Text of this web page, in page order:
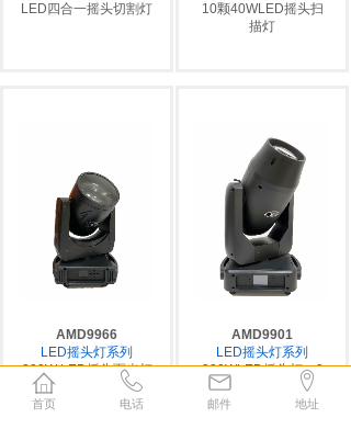
LED四合一摇头切割灯
10颗40WLED摇头扫
描灯
AMD9966
LED摇头灯系列
300W LED摇头面光灯
AMD9901
LED摇头灯系列
300WLED摇头灯（3
首页 电话 邮件 地址